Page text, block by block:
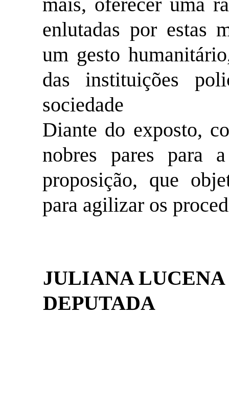
enlutadas por estas
um gesto
das instituições
sociedade
Diante do exposto,
nobres pares para
proposição, que
para agilizar os
JULIANA LUCENA
DEPUTADA